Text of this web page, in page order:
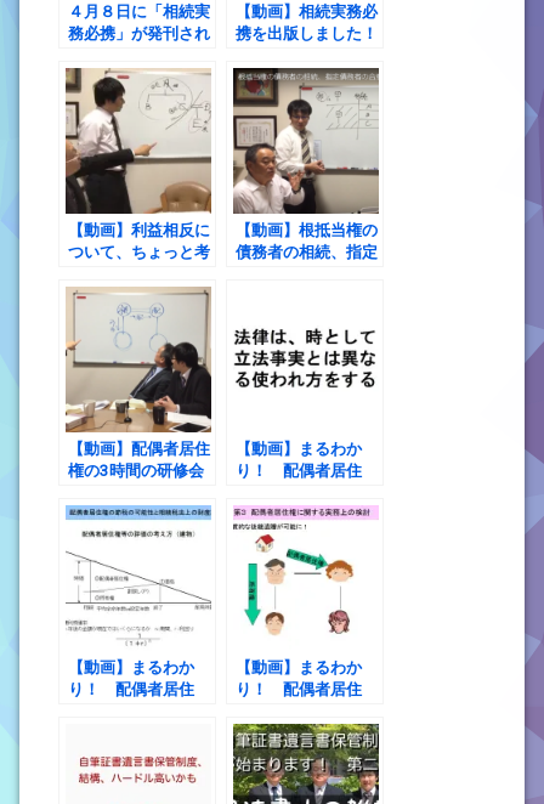
４月８日に「相続実
務必携」が発刊され
【動画】相続実務必
携を出版しました！
【動画】利益相反に
ついて、ちょっと考
ぶつかりました。
【動画】根抵当権の
債務者の相続、指定
【動画】配偶者居住
権の3時間の研修会
【動画】まるわか
り！ 配偶者居住
居住権の概要
【動画】まるわか
り！ 配偶者居住
税の可能性と配偶者
居住権の税法上の評
【動画】まるわか
り！ 配偶者居住
居住権に関する実務
上の検討